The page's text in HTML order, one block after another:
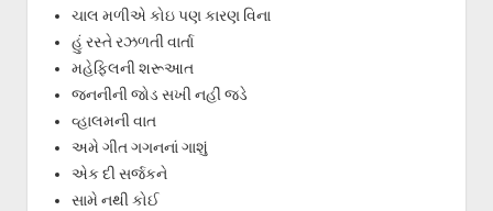
ચાલ મળીએ કોઇ પણ કારણ વિના
હું રસ્તે રઝળતી વાર્તા
મહેફિલની શરૂઆત
જનનીની જોડ સખી નહીં જડે
વ્હાલમની વાત
અમે ગીત ગગનનાં ગાશું
એક દી સર્જકને
સામે નથી કોઈ